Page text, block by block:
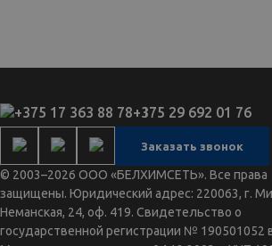
+375 17 363 88 78+375 29 692 01 76
Заказать звонок
© 2003–2026 ООО «БЕЛХИМСЕТЬ». Все права
защищены. Юридический адрес: 220063, г.
Неманская, 24, оф. 419. Свидетельство о
государственной регистрации № 190501052